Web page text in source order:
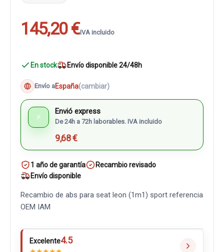
145,20 €IVA incluido
En stock Envío disponible 24/48h
Envío aEspaña(cambiar)
⚡
Envió express
De 24h a 72h laborables. IVA incluido
9,68 €
1 año de garantía
Recambio revisado
Envío disponible
Recambio de abs para seat leon (1m1) sport referencia
OEM IAM
Excelente4.5